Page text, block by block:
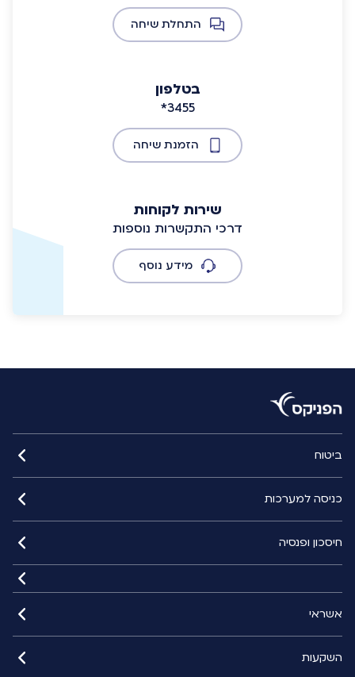
התחלת שיחה
בטלפון
*3455
הזמנת שיחה
שירות לקוחות
דרכי התקשרות נוספות
מידע נוסף
ביטוח
כניסה למערכות
חיסכון ופנסיה
אשראי
השקעות